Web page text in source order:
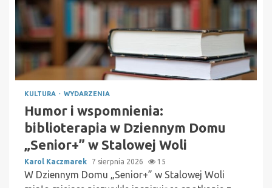
KULTURA WYDARZENIA
Humor i wspomnienia:
biblioterapia w Dziennym Domu
„Senior+” w Stalowej Woli
Karol Kaczmarek 7 sierpnia 2026 15
W Dziennym Domu „Senior+” w Stalowej Woli